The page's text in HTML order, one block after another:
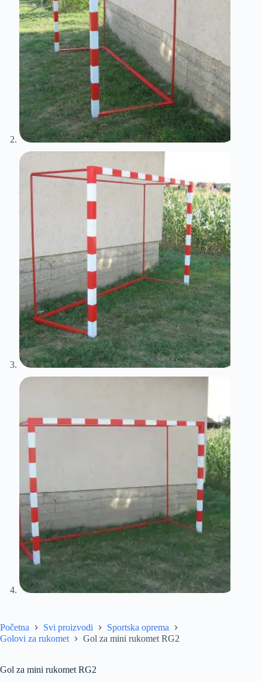
Početna Svi proizvodi
Sportska oprema
Golovi za rukomet
Gol za mini rukomet RG2
Gol za mini rukomet RG2